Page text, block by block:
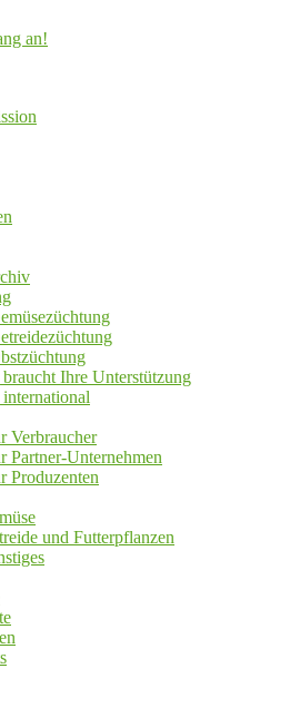
Anfang an!
Ihre Unterstützung
Verbraucher
Partner-Unternehmen
Produzenten
und Futterpflanzen